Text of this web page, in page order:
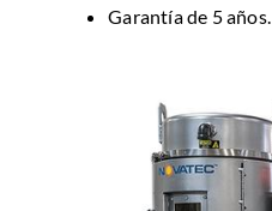
Garantía de 5 años.